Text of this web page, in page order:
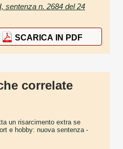
sentenza n. 2684 del 24
SCARICA IN PDF
correlate
un risarcimento extra se
e hobby: nuova sentenza-